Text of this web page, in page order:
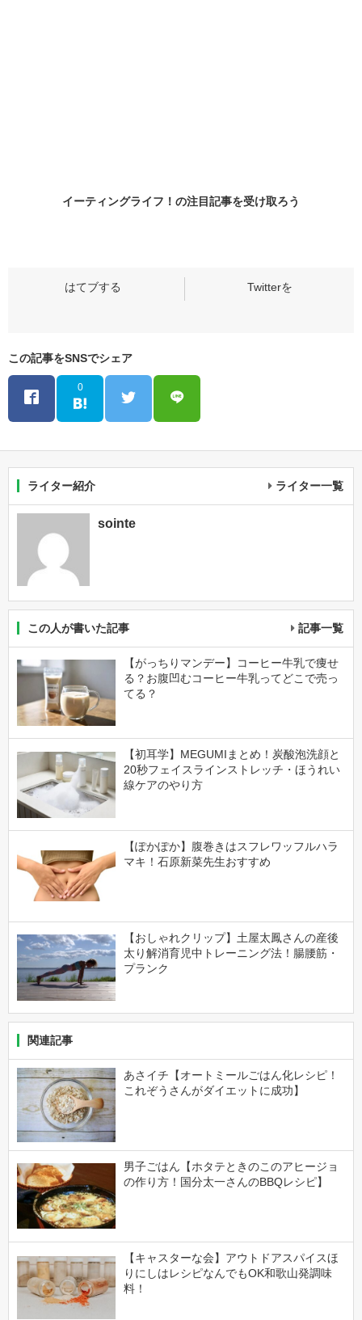
イーティングライフ！の注目記事を受け取ろう
この記事をSNSでシェア
0
ライター紹介 ライター一覧
sointe
この人が書いた記事 記事一覧
【がっちりマンデー】コーヒー牛乳で痩せ
る？お腹凹むコーヒー牛乳ってどこで売っ
てる？
【初耳学】MEGUMIまとめ！炭酸泡洗顔と
20秒フェイスラインストレッチ・ほうれい
線ケアのやり方
【ぽかぽか】腹巻きはスフレワッフルハラ
マキ！石原新菜先生おすすめ
【おしゃれクリップ】土屋太鳳さんの産後
太り解消育児中トレーニング法！腸腰筋・
プランク
関連記事
あさイチ【オートミールごはん化レシピ！
これぞうさんがダイエットに成功】
男子ごはん【ホタテときのこのアヒージョ
の作り方！国分太一さんのBBQレシピ】
【キャスターな会】アウトドアスパイスほ
りにしはレシピなんでもOK和歌山発調味
料！